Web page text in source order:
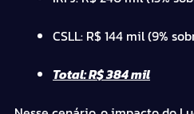
CSLL: R$ 144 mil (9%
Total: R$ 384 mil